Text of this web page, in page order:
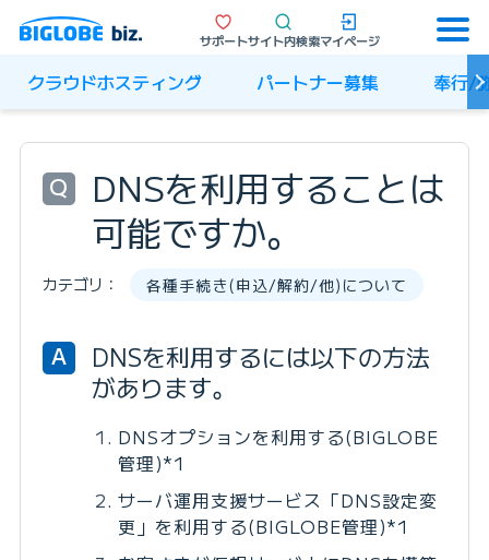
サポートサイト内検索マイページ
クラウドホスティング パートナー募集 奉行/
Q
DNSを利用することは
可能ですか。
カテゴリ： 各種手続き(申込/解約/他)について
A
DNSを利用するには以下の方法
があります。
DNSオプションを利用する(BIGLOBE
管理)*1
サーバ運用支援サービス「DNS設定変
更」を利用する(BIGLOBE管理)*1